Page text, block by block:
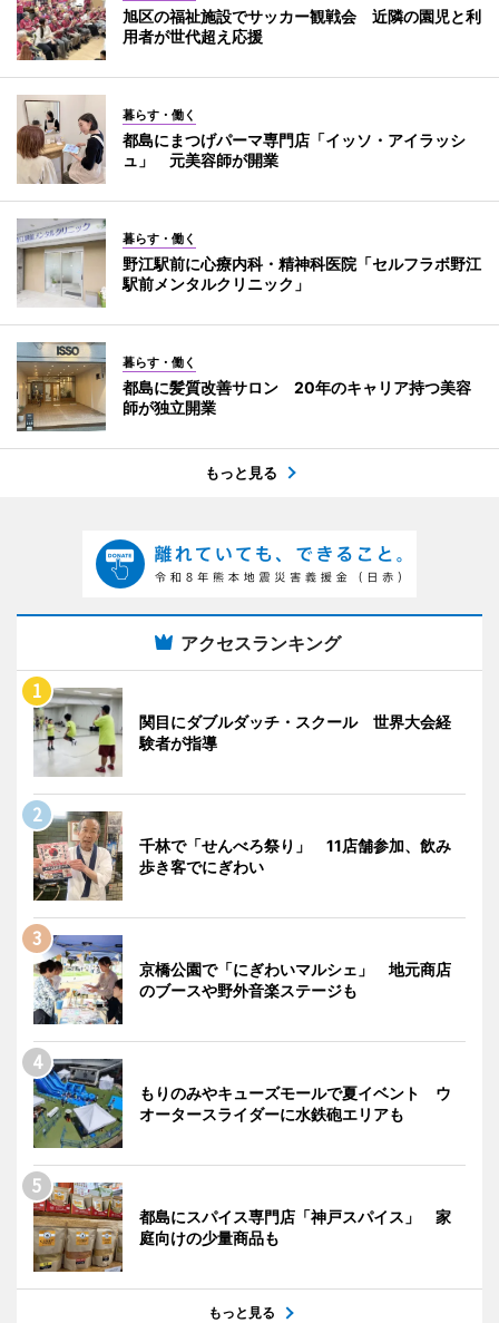
旭区の福祉施設でサッカー観戦会 近隣の園児と利
用者が世代超え応援
暮らす・働く
都島にまつげパーマ専門店「イッソ・アイラッシ
ュ」 元美容師が開業
暮らす・働く
野江駅前に心療内科・精神科医院「セルフラボ野江
駅前メンタルクリニック」
暮らす・働く
都島に髪質改善サロン 20年のキャリア持つ美容
師が独立開業
もっと見る
アクセスランキング
関目にダブルダッチ・スクール 世界大会経
験者が指導
千林で「せんべろ祭り」 11店舗参加、飲み
歩き客でにぎわい
京橋公園で「にぎわいマルシェ」 地元商店
のブースや野外音楽ステージも
もりのみやキューズモールで夏イベント ウ
オータースライダーに水鉄砲エリアも
都島にスパイス専門店「神戸スパイス」 家
庭向けの少量商品も
もっと見る